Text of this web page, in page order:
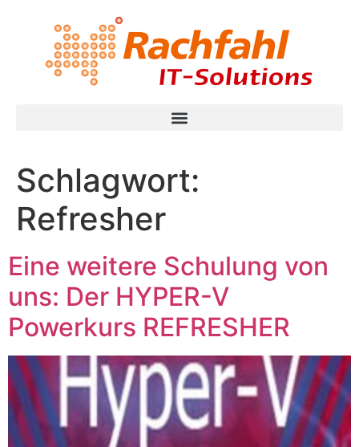
Schlagwort:
Refresher
Eine weitere Schulung von
uns: Der HYPER-V
Powerkurs REFRESHER